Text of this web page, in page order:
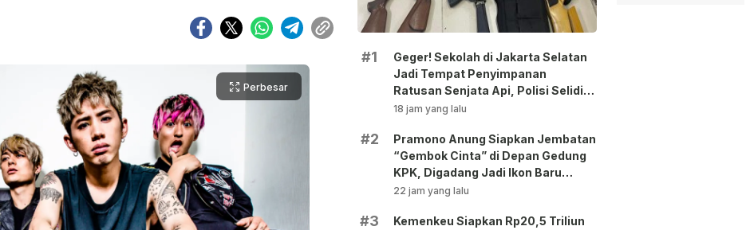
Perbesar
#1
Geger! Sekolah di Jakarta Selatan
Jadi Tempat Penyimpanan
Ratusan Senjata Api, Polisi Selidiki
Pemilik
18 jam yang lalu
#2
Pramono Anung Siapkan Jembatan
“Gembok Cinta” di Depan Gedung
KPK, Digadang Jadi Ikon Baru
Jakarta!
22 jam yang lalu
#3
Kemenkeu Siapkan Rp20,5 Triliun